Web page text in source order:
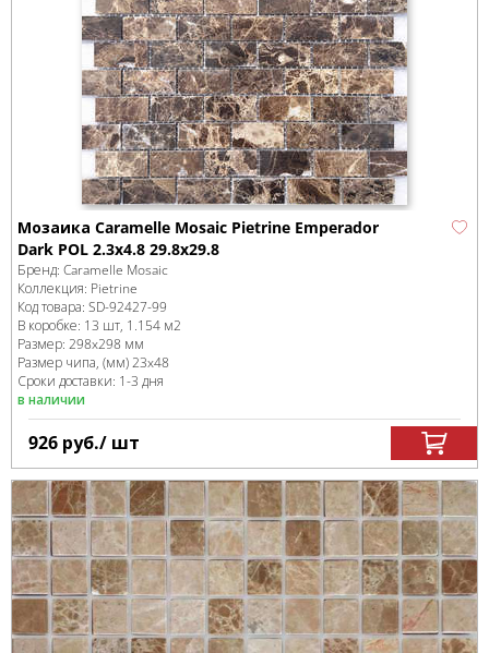
Мозаика Caramelle Mosaic Pietrine Emperador
Dark POL 2.3x4.8 29.8x29.8
Бренд: Caramelle Mosaic
Коллекция: Pietrine
Код товара: SD-92427-99
В коробке: 13 шт, 1.154 м2
Размер: 298x298 мм
Размер чипа, (мм)23x48
Сроки доставки: 1-3 дня
в наличии
926 руб./ шт